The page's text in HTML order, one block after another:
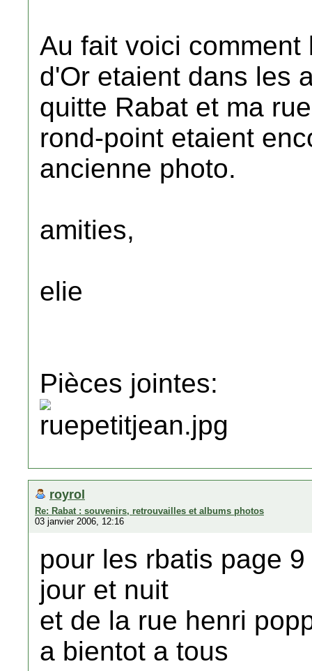
Au fait voici
d'Or etaient dans les
quitte Rabat et ma
rond-point etaient
ancienne photo.
amities,
elie
Pièces jointes:
royrol
Re: Rabat : souvenirs, retrouvailles et albums photos
03 janvier 2006, 12:16
pour les rbatis page
jour et nuit
et de la rue henri
a bientot a tous